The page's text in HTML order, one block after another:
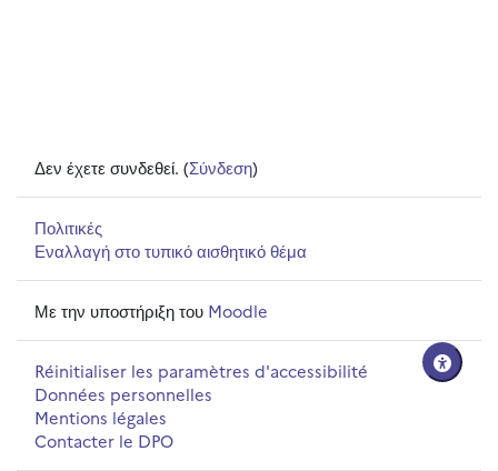
Δεν έχετε συνδεθεί. (Σύνδεση)
Πολιτικές
Εναλλαγή στο τυπικό αισθητικό θέμα
Με την υποστήριξη του Moodle
Réinitialiser les paramètres d'accessibilité
Données personnelles
Mentions légales
Contacter le DPO